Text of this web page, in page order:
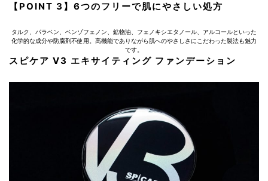
【POINT 3】6つのフリーで肌にやさしい処方
タルク、パラベン、ベンゾフェノン、鉱物油、フェノキシエタノール、アルコールといった
化学的な成分や防腐剤不使用。高機能でありながら肌へのやさしさにこだわった製法も魅力
です。
スピケア V3 エキサイティング ファンデーション